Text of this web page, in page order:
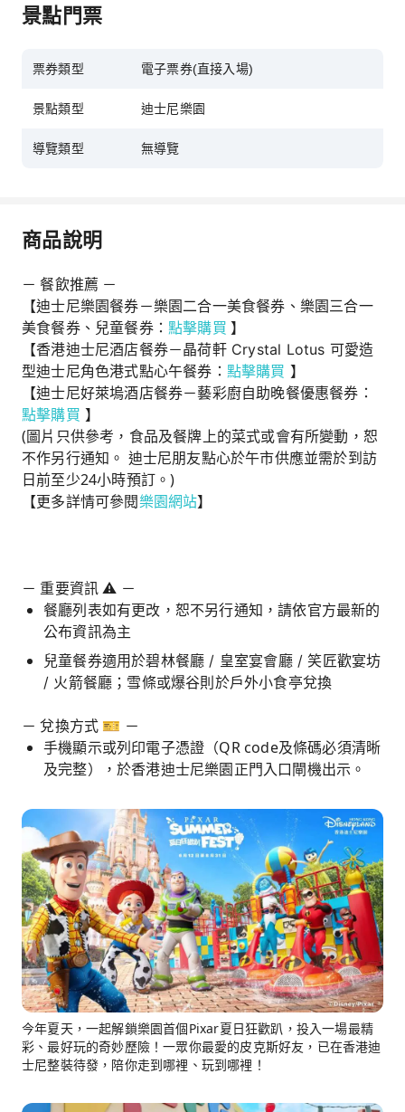
景點門票
票券類型 電子票券(直接入場)
景點類型 迪士尼樂園
導覽類型 無導覽
商品說明
－ 餐飲推薦 －
【迪士尼樂園餐券－樂園二合一美食餐券、樂園三合一
美食餐券、兒童餐券： 點擊購買 】
【香港迪士尼酒店餐券－晶荷軒 Crystal Lotus 可愛造
型迪士尼角色港式點心午餐券： 點擊購買 】
【迪士尼好萊塢酒店餐券－藝彩廚自助晚餐優惠餐券：
點擊購買 】
(圖片只供參考，食品及餐牌上的菜式或會有所變動，恕
不作另行通知。 迪士尼朋友點心於午市供應並需於到訪
日前至少24小時預訂。)
【更多詳情可參閱樂園網站】
－ 重要資訊 ⚠️ －
餐廳列表如有更改，恕不另行通知，請依官方最新的
公布資訊為主
兒童餐券適用於碧林餐廳 / 皇室宴會廳 / 笑匠歡宴坊
/ 火箭餐廳；雪條或爆谷則於戶外小食亭兌換
－ 兌換方式 🎫 －
手機顯示或列印電子憑證（QR code及條碼必須清晰
及完整），於香港迪士尼樂園正門入口閘機出示。
今年夏天，一起解鎖樂園首個Pixar夏日狂歡趴，投入一場最精
彩、最好玩的奇妙歷險！一眾你最愛的皮克斯好友，已在香港迪
士尼整裝待發，陪你走到哪裡、玩到哪裡！